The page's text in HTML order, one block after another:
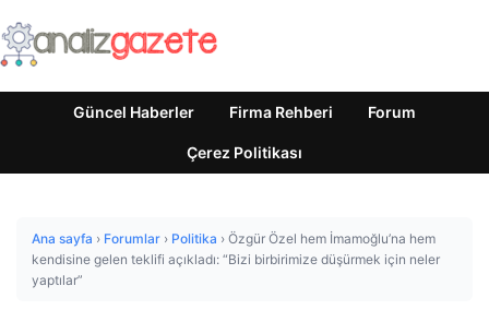
Güncel Haberler Firma Rehberi Forum
Çerez Politikası
Ana sayfa › Forumlar › Politika › Özgür Özel hem İmamoğlu’na hem
kendisine gelen teklifi açıkladı: “Bizi birbirimize düşürmek için neler
yaptılar”